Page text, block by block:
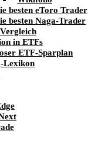
besten eToro Trader
besten Naga-Trader
in ETFs
ETF-Sparplan
Lexikon